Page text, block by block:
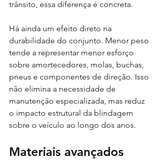
trânsito, essa diferença é concreta.
Há ainda um efeito direto na
durabilidade do conjunto. Menor peso
tende a representar menor esforço
sobre amortecedores, molas, buchas,
pneus e componentes de direção. Isso
não elimina a necessidade de
manutenção especializada, mas reduz
o impacto estrutural da blindagem
sobre o veículo ao longo dos anos.
Materiais avançados